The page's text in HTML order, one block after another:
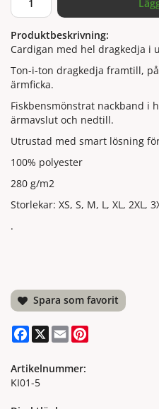
Produktbeskrivning:
Cardigan med hel dragkedja i
Ton-i-ton dragkedja framtill,
ärmficka.
Fiskbensmönstrat nackband i
ärmavslut och nedtill.
Utrustad med smart lösning
100% polyester
280 g/m2
Storlekar: XS, S, M, L, XL, 2XL,
.
Spara som favorit
Facebook
X Email
Artikelnummer:
KI01-5